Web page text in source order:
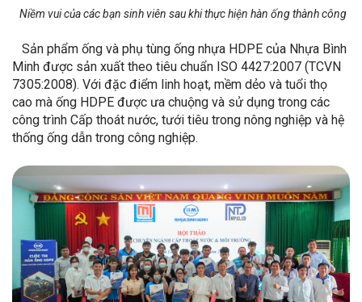
Niềm vui của các bạn sinh viên sau khi thực hiện hàn ống thành công
Sản phẩm ống và phụ tùng ống nhựa HDPE của Nhựa Bình
Minh được sản xuất theo tiêu chuẩn ISO 4427:2007 (TCVN
7305:2008). Với đặc điểm linh hoạt, mềm dẻo và tuổi thọ
cao mà ống HDPE được ưa chuộng và sử dụng trong các
công trình Cấp thoát nước, tưới tiêu trong nông nghiệp và hệ
thống ống dẫn trong công nghiệp.